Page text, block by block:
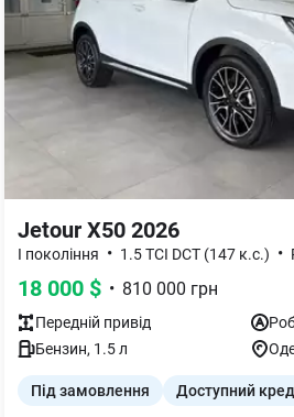
Jetour X50 2026
I покоління • 1.5 TCI DCT (147 к.с.) •
18 000 $ • 810 000 грн
Передній привід
Бензин, 1.5л
Під замовлення Доступний